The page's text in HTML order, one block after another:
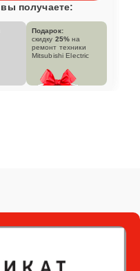
получаете:
Подарок:
скидку 25% на
ремонт техники
Mitsubishi Electric